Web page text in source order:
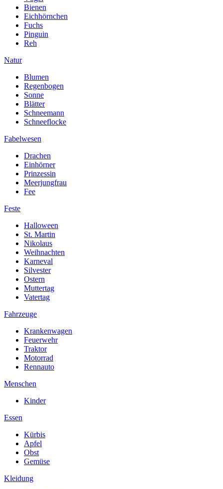
Bienen
Eichhörnchen
Fuchs
Pinguin
Reh
Natur
Blumen
Regenbogen
Sonne
Blätter
Schneemann
Schneeflocke
Fabelwesen
Drachen
Einhörner
Prinzessin
Meerjungfrau
Fee
Feste
Halloween
St. Martin
Nikolaus
Weihnachten
Karneval
Silvester
Ostern
Muttertag
Vatertag
Fahrzeuge
Krankenwagen
Feuerwehr
Traktor
Motorrad
Rennauto
Menschen
Kinder
Essen
Kürbis
Apfel
Obst
Gemüse
Kleidung